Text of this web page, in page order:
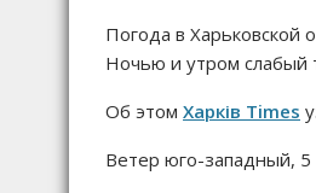
Погода в Харьковской
Ночью и утром слабый
Об этом Харків Times
Ветер юго-западный, 5